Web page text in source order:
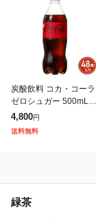
炭酸飲料 コカ・コーラ
ゼロシュガー 500mL×4
8本(24本×2ケース) 260
5jccc
4,800円
送料無料
緑茶